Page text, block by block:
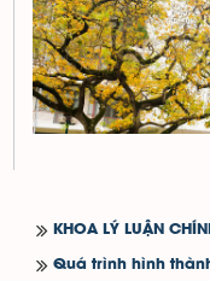
KHOA LÝ LUẬN
Quá trình hình